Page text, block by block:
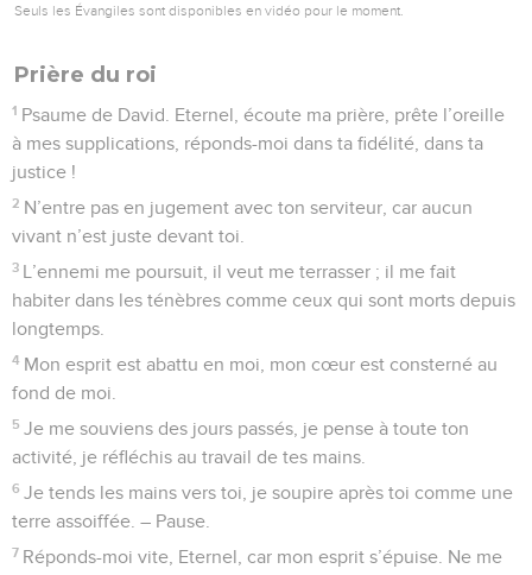
Seuls les Évangiles sont disponibles en vidéo pour le moment.
Prière du roi
1 Psaume de David. Eternel, écoute ma prière, prête l’oreille
à mes supplications, réponds-moi dans ta fidélité, dans ta
justice !
2 N’entre pas en jugement avec ton serviteur, car aucun
vivant n’est juste devant toi.
3 L’ennemi me poursuit, il veut me terrasser ; il me fait
habiter dans les ténèbres comme ceux qui sont morts depuis
longtemps.
4 Mon esprit est abattu en moi, mon cœur est consterné au
fond de moi.
5 Je me souviens des jours passés, je pense à toute ton
activité, je réfléchis au travail de tes mains.
6 Je tends les mains vers toi, je soupire après toi comme une
terre assoiffée. – Pause.
7 Réponds-moi vite, Eternel, car mon esprit s’épuise. Ne me